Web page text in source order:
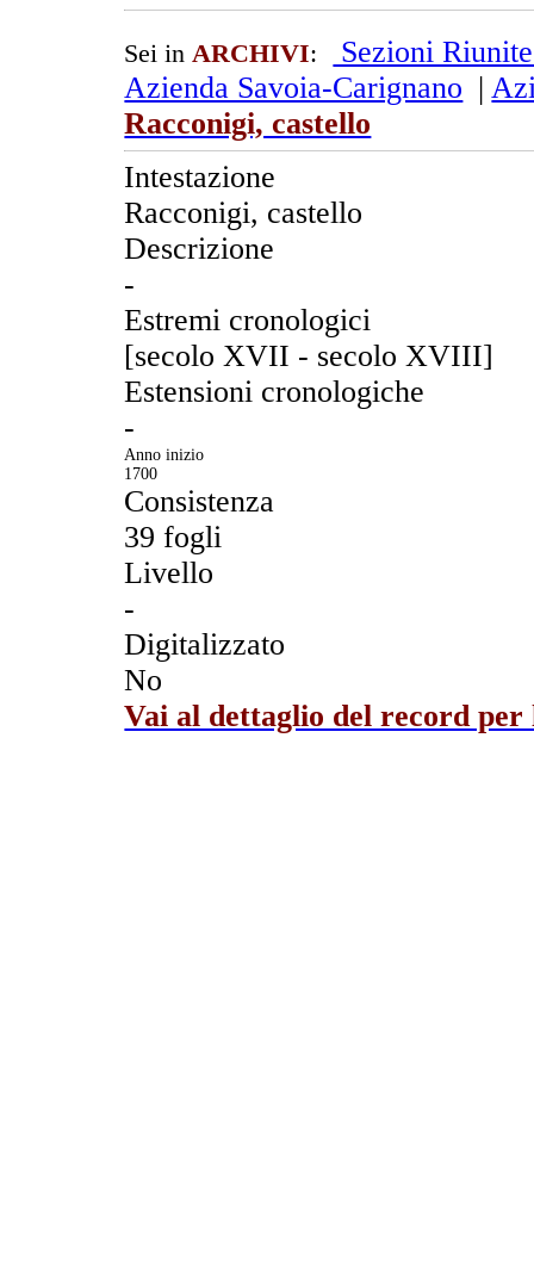
Sei inARCHIVI:
Sezioni
Azienda Savoia-Carignano |
Racconigi, castello
Intestazione
Racconigi, castello
Descrizione
-
Estremi cronologici
[secolo XVII - secolo XVIII]
Estensioni cronologiche
-
Anno inizio
1700
Consistenza
39 fogli
Livello
-
Digitalizzato
No
Vai al dettaglio del record per